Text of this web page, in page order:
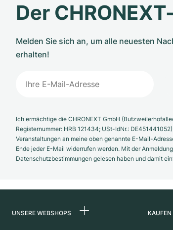
Der
Melden Sie sich an, um alle neuesten
erhalten!
Ich ermächtige die CHRONEXT GmbH
Registernummer: HRB 121434; USt-IdNr.:
Veranstaltungen an meine oben genannte E-Mail-
Ende jeder E-Mail widerrufen werden. Mit der
Datenschutzbestimmungen gelesen haben und damit
UNSERE WEBSHOPS KAUFEN